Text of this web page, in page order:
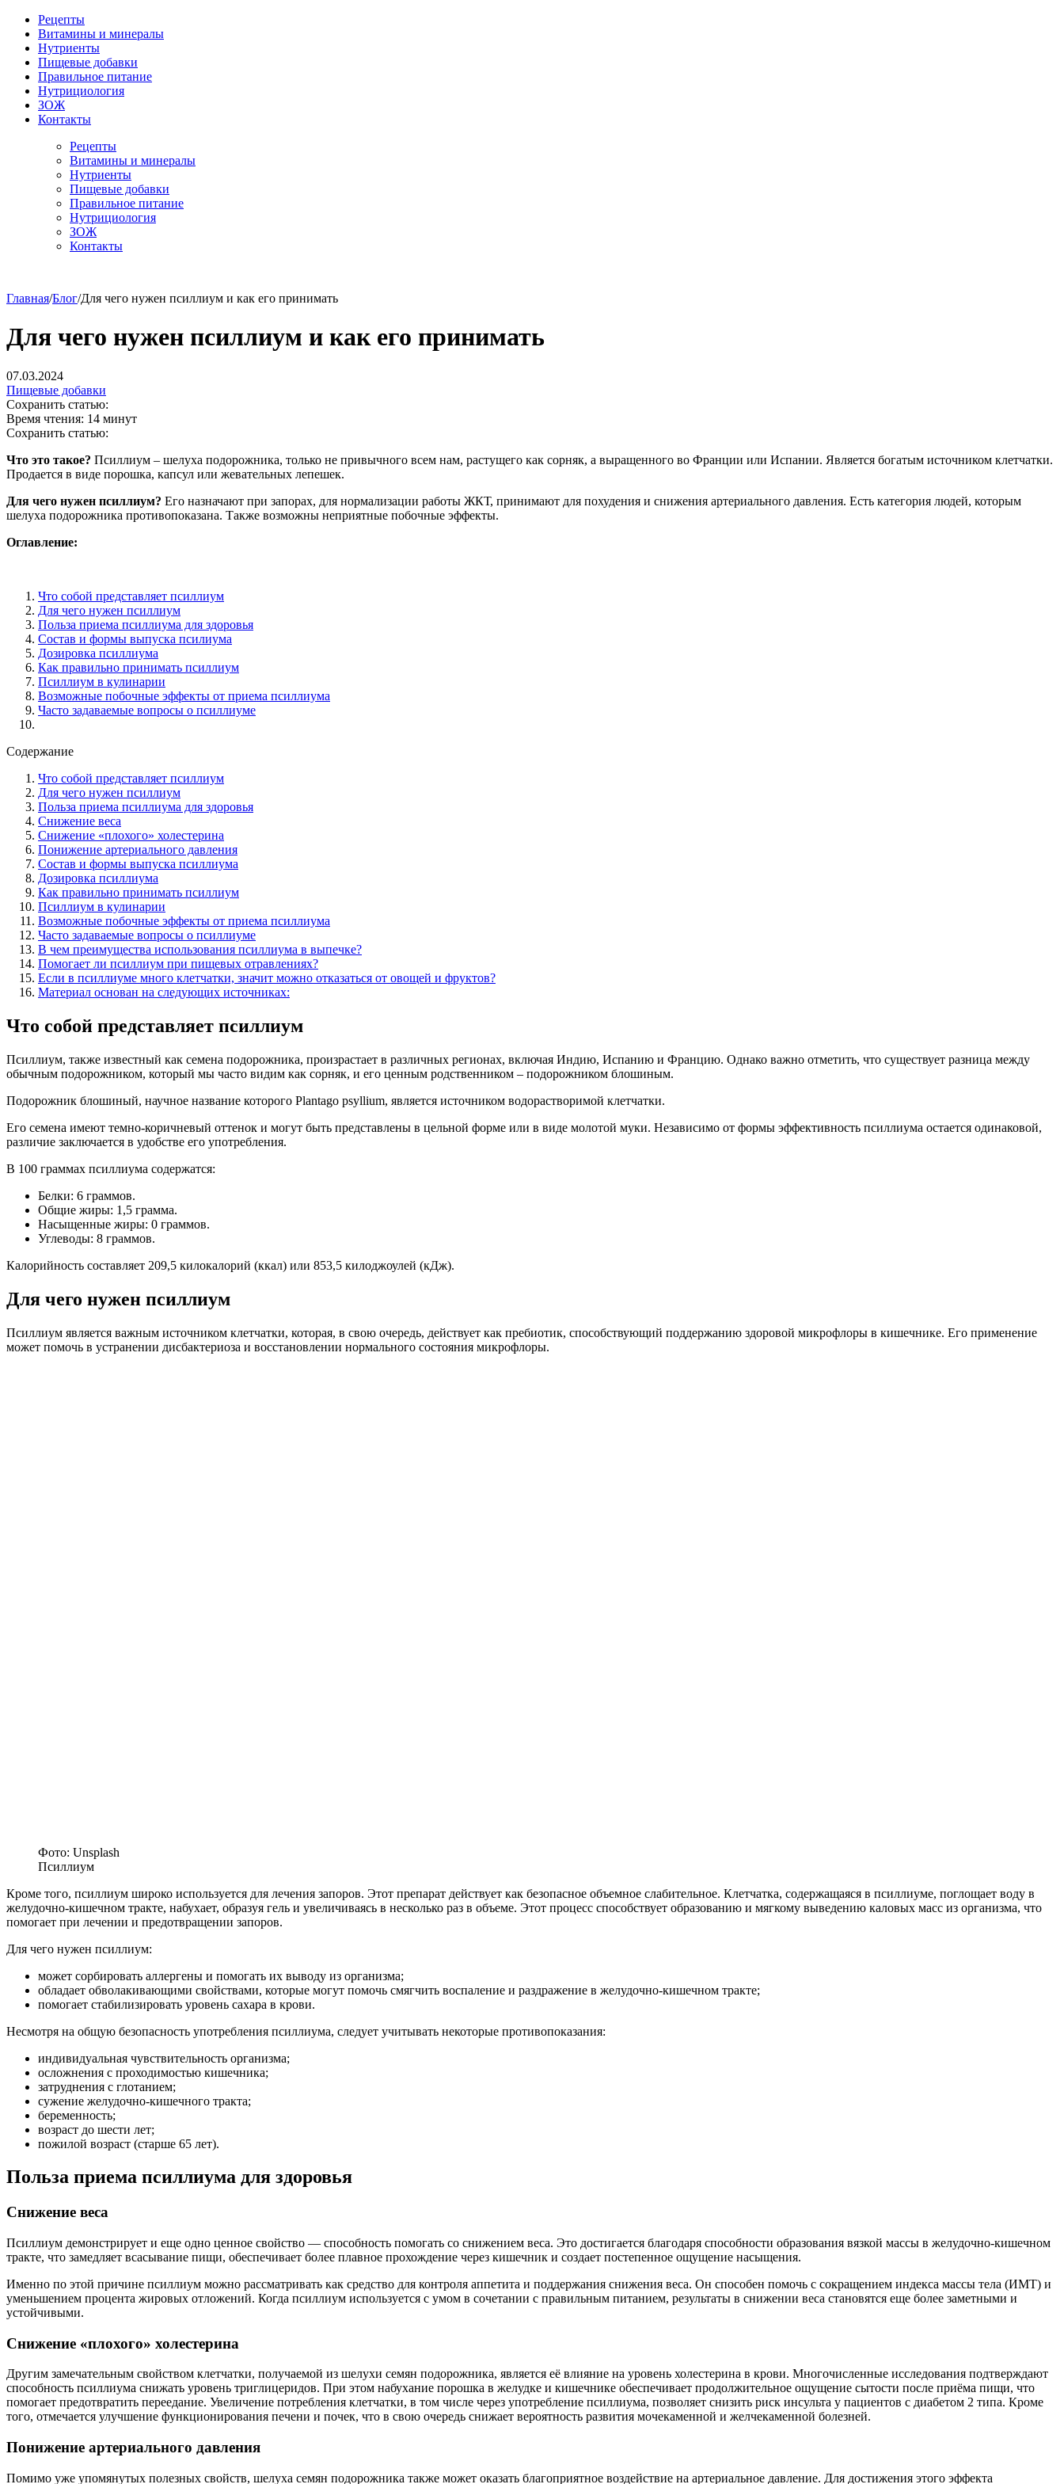
Рецепты
Витамины и минералы
Нутриенты
Пищевые добавки
Правильное питание
Нутрициология
ЗОЖ
Контакты
Рецепты
Витамины и минералы
Нутриенты
Пищевые добавки
Правильное питание
Нутрициология
ЗОЖ
Контакты
Главная/Блог/Для чего нужен псиллиум и как его принимать
Для чего нужен псиллиум и как его принимать
07.03.2024
Пищевые добавки
Сохранить статью:
Время чтения: 14 минут
Сохранить статью:
Что это такое? Псиллиум – шелуха подорожника, только не привычного всем нам, растущего как сорняк, а выращенного во Франции или Испании. Является богатым источником клетчатки.
Продается в виде порошка, капсул или жевательных лепешек.
Для чего нужен псиллиум? Его назначают при запорах, для нормализации работы ЖКТ, принимают для похудения и снижения артериального давления. Есть категория людей, которым
шелуха подорожника противопоказана. Также возможны неприятные побочные эффекты.
Оглавление:
Что собой представляет псиллиум
Для чего нужен псиллиум
Польза приема псиллиума для здоровья
Состав и формы выпуска псилиума
Дозировка псиллиума
Как правильно принимать псиллиум
Псиллиум в кулинарии
Возможные побочные эффекты от приема псиллиума
Часто задаваемые вопросы о псиллиуме
Содержание
Что собой представляет псиллиум
Для чего нужен псиллиум
Польза приема псиллиума для здоровья
Снижение веса
Снижение «плохого» холестерина
Понижение артериального давления
Состав и формы выпуска псиллиума
Дозировка псиллиума
Как правильно принимать псиллиум
Псиллиум в кулинарии
Возможные побочные эффекты от приема псиллиума
Часто задаваемые вопросы о псиллиуме
В чем преимущества использования псиллиума в выпечке?
Помогает ли псиллиум при пищевых отравлениях?
Если в псиллиуме много клетчатки, значит можно отказаться от овощей и фруктов?
Материал основан на следующих источниках:
Что собой представляет псиллиум
Псиллиум, также известный как семена подорожника, произрастает в различных регионах, включая Индию, Испанию и Францию. Однако важно отметить, что существует разница между
обычным подорожником, который мы часто видим как сорняк, и его ценным родственником – подорожником блошиным.
Подорожник блошиный, научное название которого Plantago psyllium, является источником водорастворимой клетчатки.
Его семена имеют темно-коричневый оттенок и могут быть представлены в цельной форме или в виде молотой муки. Независимо от формы эффективность псиллиума остается одинаковой,
различие заключается в удобстве его употребления.
В 100 граммах псиллиума содержатся:
Белки: 6 граммов.
Общие жиры: 1,5 грамма.
Насыщенные жиры: 0 граммов.
Углеводы: 8 граммов.
Калорийность составляет 209,5 килокалорий (ккал) или 853,5 килоджоулей (кДж).
Для чего нужен псиллиум
Псиллиум является важным источником клетчатки, которая, в свою очередь, действует как пребиотик, способствующий поддержанию здоровой микрофлоры в кишечнике. Его применение
может помочь в устранении дисбактериоза и восстановлении нормального состояния микрофлоры.
Фото: Unsplash
Псиллиум
Кроме того, псиллиум широко используется для лечения запоров. Этот препарат действует как безопасное объемное слабительное. Клетчатка, содержащаяся в псиллиуме, поглощает воду в
желудочно-кишечном тракте, набухает, образуя гель и увеличиваясь в несколько раз в объеме. Этот процесс способствует образованию и мягкому выведению каловых масс из организма, что
помогает при лечении и предотвращении запоров.
Для чего нужен псиллиум:
может сорбировать аллергены и помогать их выводу из организма;
обладает обволакивающими свойствами, которые могут помочь смягчить воспаление и раздражение в желудочно-кишечном тракте;
помогает стабилизировать уровень сахара в крови.
Несмотря на общую безопасность употребления псиллиума, следует учитывать некоторые противопоказания:
индивидуальная чувствительность организма;
осложнения с проходимостью кишечника;
затруднения с глотанием;
сужение желудочно-кишечного тракта;
беременность;
возраст до шести лет;
пожилой возраст (старше 65 лет).
Польза приема псиллиума для здоровья
Снижение веса
Псиллиум демонстрирует и еще одно ценное свойство — способность помогать со снижением веса. Это достигается благодаря способности образования вязкой массы в желудочно-кишечном
тракте, что замедляет всасывание пищи, обеспечивает более плавное прохождение через кишечник и создает постепенное ощущение насыщения.
Именно по этой причине псиллиум можно рассматривать как средство для контроля аппетита и поддержания снижения веса. Он способен помочь с сокращением индекса массы тела (ИМТ) и
уменьшением процента жировых отложений. Когда псиллиум используется с умом в сочетании с правильным питанием, результаты в снижении веса становятся еще более заметными и
устойчивыми.
Снижение «плохого» холестерина
Другим замечательным свойством клетчатки, получаемой из шелухи семян подорожника, является её влияние на уровень холестерина в крови. Многочисленные исследования подтверждают
способность псиллиума снижать уровень триглицеридов. При этом набухание порошка в желудке и кишечнике обеспечивает продолжительное ощущение сытости после приёма пищи, что
помогает предотвратить переедание. Увеличение потребления клетчатки, в том числе через употребление псиллиума, позволяет снизить риск инсульта у пациентов с диабетом 2 типа. Кроме
того, отмечается улучшение функционирования печени и почек, что в свою очередь снижает вероятность развития мочекаменной и желчекаменной болезней.
Понижение артериального давления
Помимо уже упомянутых полезных свойств, шелуха семян подорожника также может оказать благоприятное воздействие на артериальное давление. Для достижения этого эффекта